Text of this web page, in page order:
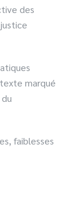
des
marqué
faiblesses